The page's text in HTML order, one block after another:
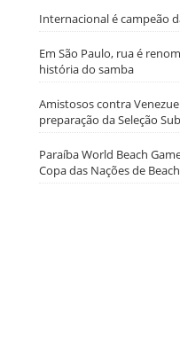
Internacional é campeão
Em São Paulo, rua é
história do samba
Amistosos contra
preparação da Seleção
Paraíba World Beach
Copa das Nações de